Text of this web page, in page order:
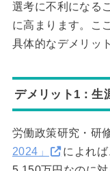
選考に不利になる
に高まります。こ
具体的なデメリッ
デメリット1：生
労働政策研究・研
2024」
によれ